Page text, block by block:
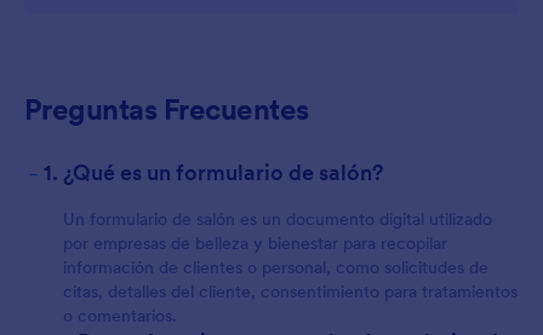
Preguntas Frecuentes
- 1. ¿Qué es un formulario de salón?
Un formulario de salón es un documento digital utilizado
por empresas de belleza y bienestar para recopilar
información de clientes o personal, como solicitudes de
citas, detalles del cliente, consentimiento para tratamientos
o comentarios.